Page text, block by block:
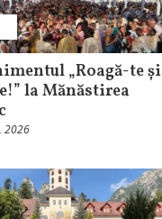
„Roagă-te și
la Mănăstirea
2026